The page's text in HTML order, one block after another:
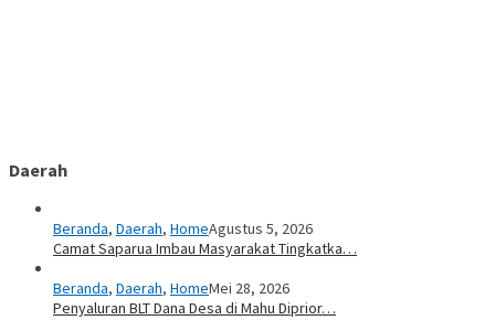
Daerah
Beranda, Daerah, HomeAgustus 5, 2026
Camat Saparua Imbau Masyarakat Tingkatka…
Beranda, Daerah, HomeMei 28, 2026
Penyaluran BLT Dana Desa di Mahu Diprior…